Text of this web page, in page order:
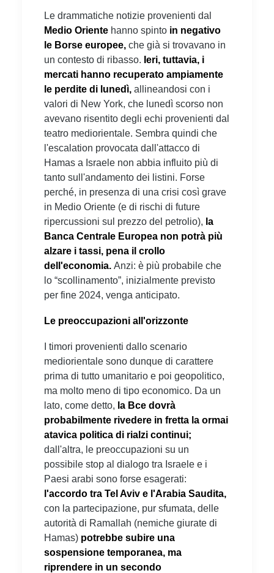
Le drammatiche notizie provenienti dal
Medio Oriente hanno spinto in negativo
le Borse europee, che già si trovavano in
un contesto di ribasso. Ieri, tuttavia, i
mercati hanno recuperato ampiamente
le perdite di lunedì, allineandosi con i
valori di New York, che lunedì scorso non
avevano risentito degli echi provenienti dal
teatro mediorientale. Sembra quindi che
l'escalation provocata dall'attacco di
Hamas a Israele non abbia influito più di
tanto sull'andamento dei listini. Forse
perché, in presenza di una crisi così grave
in Medio Oriente (e di rischi di future
ripercussioni sul prezzo del petrolio), la
Banca Centrale Europea non potrà più
alzare i tassi, pena il crollo
dell'economia. Anzi: è più probabile che
lo “scollinamento”, inizialmente previsto
per fine 2024, venga anticipato.
Le preoccupazioni all'orizzonte
I timori provenienti dallo scenario
mediorientale sono dunque di carattere
prima di tutto umanitario e poi geopolitico,
ma molto meno di tipo economico. Da un
lato, come detto, la Bce dovrà
probabilmente rivedere in fretta la ormai
atavica politica di rialzi continui;
dall'altra, le preoccupazioni su un
possibile stop al dialogo tra Israele e i
Paesi arabi sono forse esagerati:
l'accordo tra Tel Aviv e l'Arabia Saudita,
con la partecipazione, pur sfumata, delle
autorità di Ramallah (nemiche giurate di
Hamas) potrebbe subire una
sospensione temporanea, ma
riprendere in un secondo